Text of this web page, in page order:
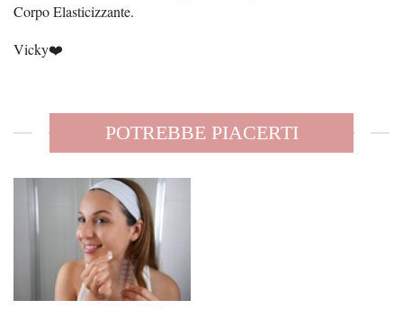
Corpo Elasticizzante.
Vicky❤️
POTREBBE PIACERTI